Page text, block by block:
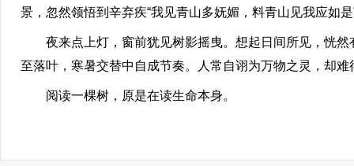
景，忽然领悟到辛弃疾“我见青山多妩媚，料青山见我应如
夜来点上灯，窗前犹见树影摇曳。想起日间所见，恍然
至落叶，寒暑交替中自成节奏。人常自诩为万物之灵，却
阅读一棵树，原是在读生命本身。